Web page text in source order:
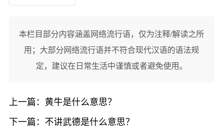
本栏目部分内容涵盖网络流行语，仅为注释/解读之所
用；大部分网络流行语并不符合现代汉语的语法规
定，建议在日常生活中谨慎或者避免使用。
上一篇： 黄牛是什么意思？
下一篇： 不讲武德是什么意思？